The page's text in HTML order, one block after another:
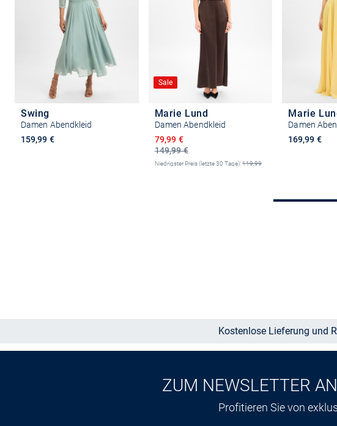
Swing
Damen Abendkleid
159,99 €
Sale
Marie Lund
Damen Abendkleid
149,99 €
Ermäßigter Preis
79,99 €
Niedrigster Preis (letzte 30 Tage):119,99
Marie
Damen
169,99 €
Größe
Kostenlose Lieferung und
ZUM NEWSLETTER
Profitieren Sie von